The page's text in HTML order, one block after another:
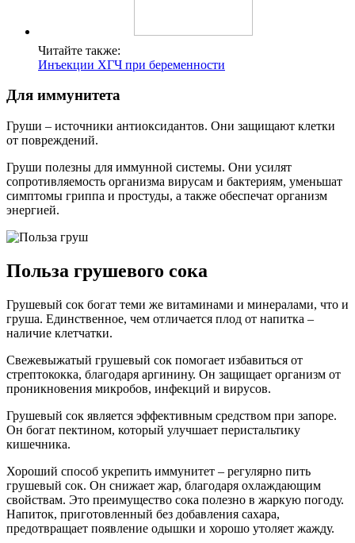
Читайте также:
Инъекции ХГЧ при беременности
Для иммунитета
Груши – источники антиоксидантов. Они защищают клетки
от повреждений.
Груши полезны для иммунной системы. Они усилят
сопротивляемость организма вирусам и бактериям, уменьшат
симптомы гриппа и простуды, а также обеспечат организм
энергией.
Польза грушевого сока
Грушевый сок богат теми же витаминами и минералами, что и
груша. Единственное, чем отличается плод от напитка –
наличие клетчатки.
Свежевыжатый грушевый сок помогает избавиться от
стрептококка, благодаря аргинину. Он защищает организм от
проникновения микробов, инфекций и вирусов.
Грушевый сок является эффективным средством при запоре.
Он богат пектином, который улучшает перистальтику
кишечника.
Хороший способ укрепить иммунитет – регулярно пить
грушевый сок. Он снижает жар, благодаря охлаждающим
свойствам. Это преимущество сока полезно в жаркую погоду.
Напиток, приготовленный без добавления сахара,
предотвращает появление одышки и хорошо утоляет жажду.